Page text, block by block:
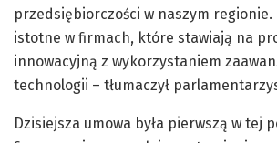
przedsiębiorczości w naszym regionie.
istotne w firmach, które stawiają na
innowacyjną z wykorzystaniem
technologii – tłumaczył
Dzisiejsza umowa była pierwszą w tej